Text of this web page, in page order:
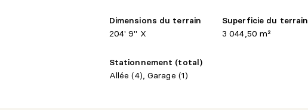
Dimensions du terrain
204' 9" X
Superficie du terrain
3 044,50 m²
Stationnement (total)
Allée (4), Garage (1)